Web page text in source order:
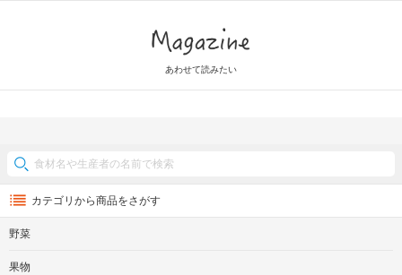
あわせて読みたい
カテゴリから商品をさがす
野菜
果物